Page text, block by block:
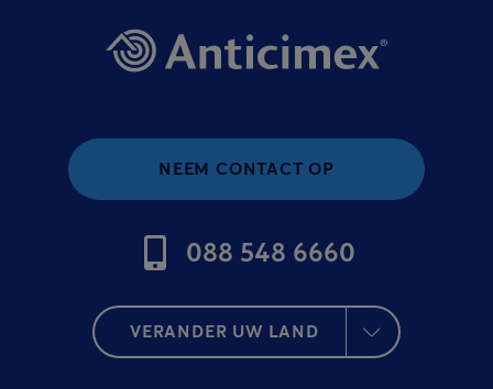
NEEM CONTACT OP
088 548 6660
VERANDER UW LAND